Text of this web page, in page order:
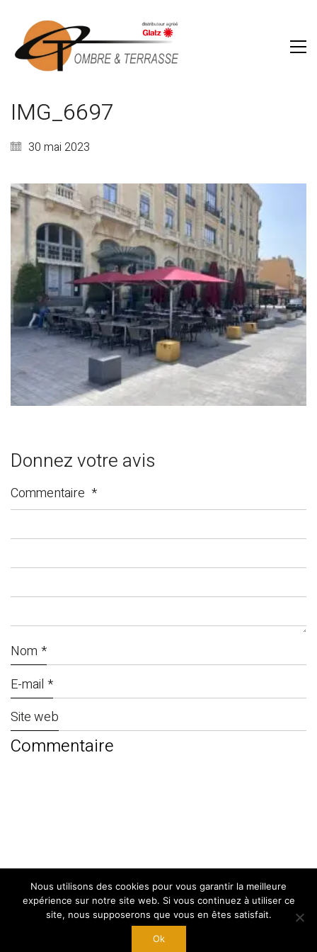
IMG_6697
30 mai 2023
Donnez votre avis
Commentaire *
Nom *
E-mail *
Site web
© Copyright 2024. ByWest Adgency|
Mentions Légales
Nous utilisons des cookies pour vous garantir la meilleure
expérience sur notre site web. Si vous continuez à utiliser ce
site, nous supposerons que vous en êtes satisfait.
Ok